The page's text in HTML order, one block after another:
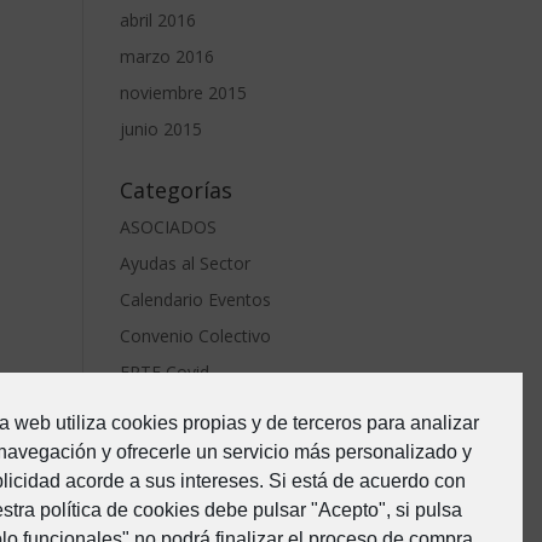
web utiliza cookies propias y de terceros para analizar
y ofrecerle un servicio más personalizado y
acorde a sus intereses. Si está de acuerdo con
política de cookies debe pulsar "Acepto", si pulsa
abril 2016
marzo 2016
noviembre 2015
junio 2015
Categorías
ASOCIADOS
Ayudas al Sector
Calendario Eventos
Convenio Colectivo
ERTE Covid
Formacion
Junta Directiva
Noticias